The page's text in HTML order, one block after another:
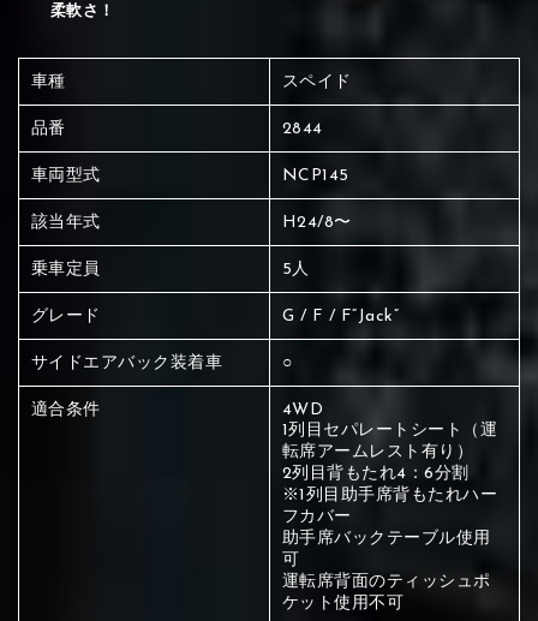
赤く塗られている場所を選択
メイン生地は下記16種類からご選択ください。
赤く塗られている部分にカラ
ー選択ください
赤く塗られている場所を選択
柔軟さ！
①Black ②Gray ③Light gray
⑤Ivory ⑥Red
車種 スペイド
品番 2844
車両型式 NCP145
該当年式 H24/8〜
乗車定員 5人
グレード G / F / F“Jack”
サイドエアバック装着車 ○
適合条件
4WD
1列目セパレートシート（運
転席アームレスト有り）
2列目背もたれ4：6分割
※1列目助手席背もたれハー
フカバー
助手席バックテーブル使用
可
運転席背面のティッシュポ
ケット使用不可